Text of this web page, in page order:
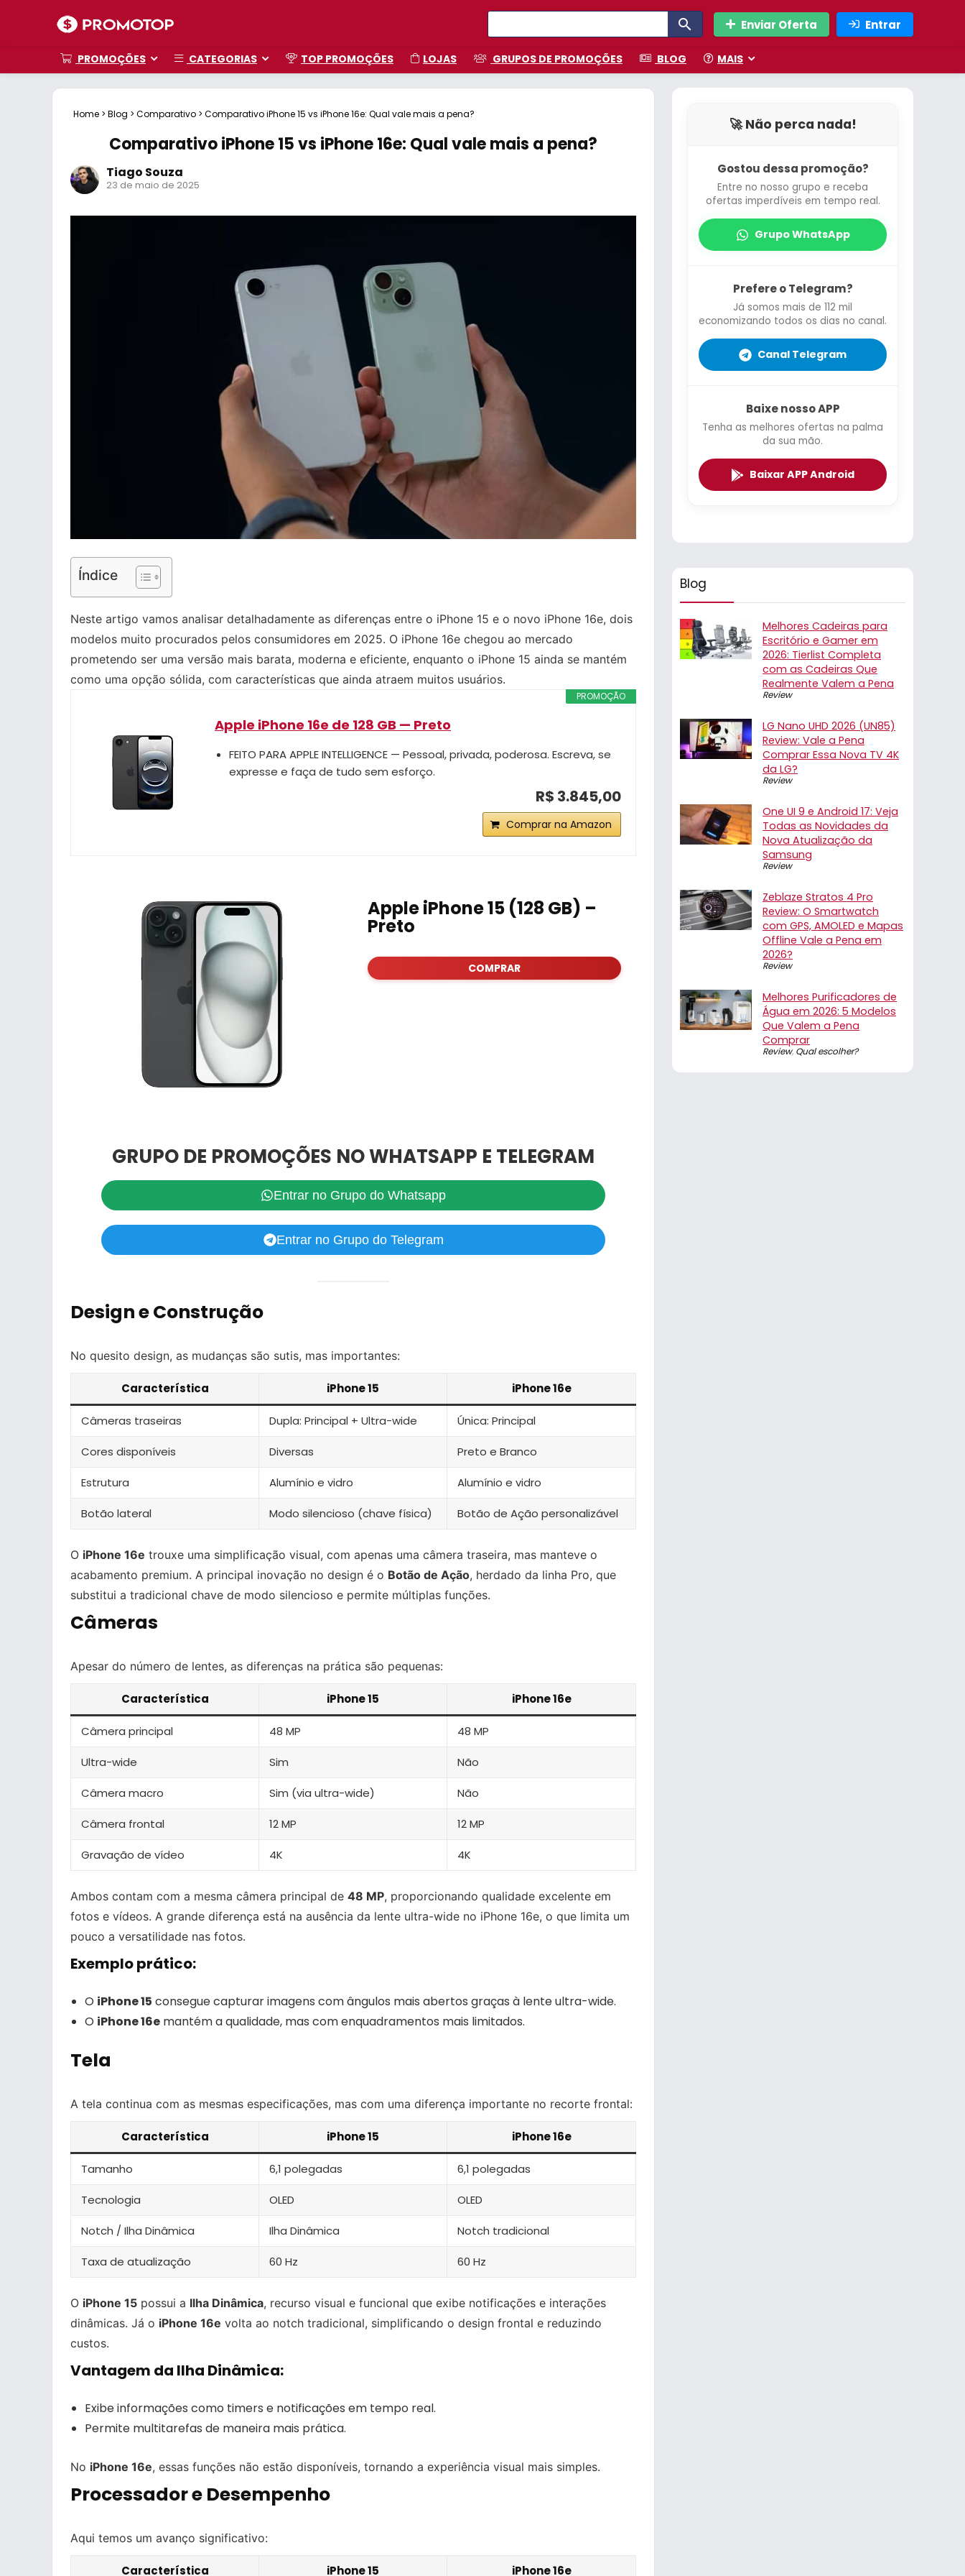
Enviar Oferta Entrar
PROMOÇÕES CATEGORIAS TOP PROMOÇÕES LOJAS GRUPOS DE PROMOÇÕES BLOG MAIS
Home > Blog > Comparativo > Comparativo iPhone 15 vs iPhone 16e: Qual vale mais a pena?
Comparativo iPhone 15 vs iPhone 16e: Qual vale mais a pena?
Tiago Souza
23 de maio de 2025
Índice
Neste artigo vamos analisar detalhadamente as diferenças entre o iPhone 15 e o novo iPhone 16e, dois
modelos muito procurados pelos consumidores em 2025. O iPhone 16e chegou ao mercado
prometendo ser uma versão mais barata, moderna e eficiente, enquanto o iPhone 15 ainda se mantém
como uma opção sólida, com características que ainda atraem muitos usuários.
PROMOÇÃO
Apple iPhone 16e de 128 GB — Preto
FEITO PARA APPLE INTELLIGENCE — Pessoal, privada, poderosa. Escreva, se
expresse e faça de tudo sem esforço.
R$ 3.845,00
Comprar na Amazon
Apple iPhone 15 (128 GB) –
Preto
COMPRAR
GRUPO DE PROMOÇÕES NO WHATSAPP E TELEGRAM
Entrar no Grupo do Whatsapp
Entrar no Grupo do Telegram
Design e Construção
No quesito design, as mudanças são sutis, mas importantes:
Característica iPhone 15 iPhone 16e
Câmeras traseiras Dupla: Principal + Ultra-wide Única: Principal
Cores disponíveis Diversas Preto e Branco
Estrutura Alumínio e vidro Alumínio e vidro
Botão lateral Modo silencioso (chave física) Botão de Ação personalizável
O iPhone 16e trouxe uma simplificação visual, com apenas uma câmera traseira, mas manteve o
acabamento premium. A principal inovação no design é o Botão de Ação, herdado da linha Pro, que
substitui a tradicional chave de modo silencioso e permite múltiplas funções.
Câmeras
Apesar do número de lentes, as diferenças na prática são pequenas:
Característica iPhone 15 iPhone 16e
Câmera principal 48 MP 48 MP
Ultra-wide Sim Não
Câmera macro Sim (via ultra-wide) Não
Câmera frontal 12 MP 12 MP
Gravação de vídeo 4K 4K
Ambos contam com a mesma câmera principal de 48 MP, proporcionando qualidade excelente em
fotos e vídeos. A grande diferença está na ausência da lente ultra-wide no iPhone 16e, o que limita um
pouco a versatilidade nas fotos.
Exemplo prático:
O iPhone 15 consegue capturar imagens com ângulos mais abertos graças à lente ultra-wide.
O iPhone 16e mantém a qualidade, mas com enquadramentos mais limitados.
Tela
A tela continua com as mesmas especificações, mas com uma diferença importante no recorte frontal:
Característica iPhone 15 iPhone 16e
Tamanho 6,1 polegadas 6,1 polegadas
Tecnologia OLED OLED
Notch / Ilha Dinâmica Ilha Dinâmica Notch tradicional
Taxa de atualização 60 Hz 60 Hz
O iPhone 15 possui a Ilha Dinâmica, recurso visual e funcional que exibe notificações e interações
dinâmicas. Já o iPhone 16e volta ao notch tradicional, simplificando o design frontal e reduzindo
custos.
Vantagem da Ilha Dinâmica:
Exibe informações como timers e notificações em tempo real.
Permite multitarefas de maneira mais prática.
No iPhone 16e, essas funções não estão disponíveis, tornando a experiência visual mais simples.
Processador e Desempenho
Aqui temos um avanço significativo:
Característica iPhone 15 iPhone 16e
🚀 Não perca nada!
Gostou dessa promoção?
Entre no nosso grupo e receba
ofertas imperdíveis em tempo real.
Grupo WhatsApp
Prefere o Telegram?
Já somos mais de 112 mil
economizando todos os dias no canal.
Canal Telegram
Baixe nosso APP
Tenha as melhores ofertas na palma
da sua mão.
Baixar APP Android
Blog
Melhores Cadeiras para
Escritório e Gamer em
2026: Tierlist Completa
com as Cadeiras Que
Realmente Valem a Pena
Review
LG Nano UHD 2026 (UN85)
Review: Vale a Pena
Comprar Essa Nova TV 4K
da LG?
Review
One UI 9 e Android 17: Veja
Todas as Novidades da
Nova Atualização da
Samsung
Review
Zeblaze Stratos 4 Pro
Review: O Smartwatch
com GPS, AMOLED e Mapas
Offline Vale a Pena em
2026?
Review
Melhores Purificadores de
Água em 2026: 5 Modelos
Que Valem a Pena
Comprar
Review, Qual escolher?